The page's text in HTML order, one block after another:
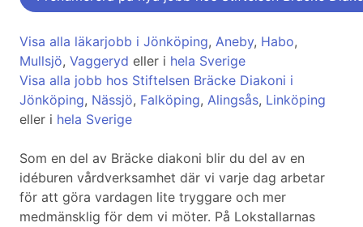
Visa alla läkarjobb i Jönköping, Aneby, Habo,
Mullsjö, Vaggeryd eller i hela Sverige
Visa alla jobb hos Stiftelsen Bräcke Diakoni i
Jönköping, Nässjö, Falköping, Alingsås, Linköping
eller i hela Sverige
Som en del av Bräcke diakoni blir du del av en
idéburen vårdverksamhet där vi varje dag arbetar
för att göra vardagen lite tryggare och mer
medmänsklig för dem vi möter. På Lokstallarnas